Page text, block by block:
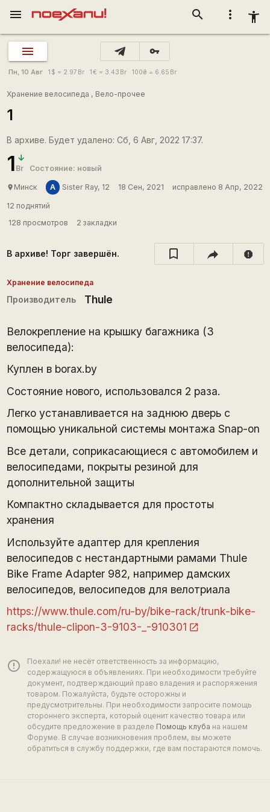
more_vert accessibility_new
search
menu
vpn_key
Пн, 10 Авг 1 $ = 2.97 Br 1€ = 3.43 Br 100₴ = 6.65 Br
Хранение велосипеда , Вело-прочее
1
В архиве. Будет удалено: Сб, 6 Авг, 2022 17:37.
1 Br Состояние: новый
place Минск A Sister Ray, 12 18 Сен, 2021 исправлено 8 Апр, 2022
12 поднятий
128 просмотров
2 закладки
В архиве! Торг завершён. report
Хранение велосипеда
Производитель Thule
Велокрепление на крышку багажника (3
велосипеда):
Куплен в borax.by
Состояние нового, использовался 2 раза.
Легко устанавливается на заднюю дверь с
помощью уникальной системы монтажа Snap-on
Все детали, соприкасающиеся с автомобилем и
велосипедами, покрыты резиной для
дополнительной защиты
Компактно складывается для простоты
хранения
Используйте адаптер для крепления
велосипедов с нестандартными рамами Thule
Bike Frame Adapter 982, например дамских
велосипедов, велосипедов для велотриала
https://www.thule.com/ru-by/bike-rack/trunk-bike-
racks/thule-clipon-3-9103-_-910301
error_outline
Поехали! не несёт ответственность за информацию,
содержащуюся в объявлениях. При необходимости требуйте
документ, подтверждающий право владения и распоряжения
товаром. Пожалуйста, будьте осторожны и
предусмотрительны. При необходимости запросите помощь
стороннего эксперта, который оценит качество товара или
обсудите предложение в разделе Помощь клуба на нашем
Форуме. В случае возникновения проблем, вы можете
обратиться в службу поддержки, где вам постараются помочь.